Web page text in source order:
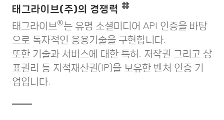
태그라이브(주)의 경쟁력
태그라이브®는 유명 소셜미디어 API 인증을 바탕
으로 독자적인 응용기술을 구현합니다.
또한 기술과 서비스에 대한 특허, 저작권 그리고 상
표권리 등 지적재산권(IP)을 보유한 벤처 인증 기
업입니다.